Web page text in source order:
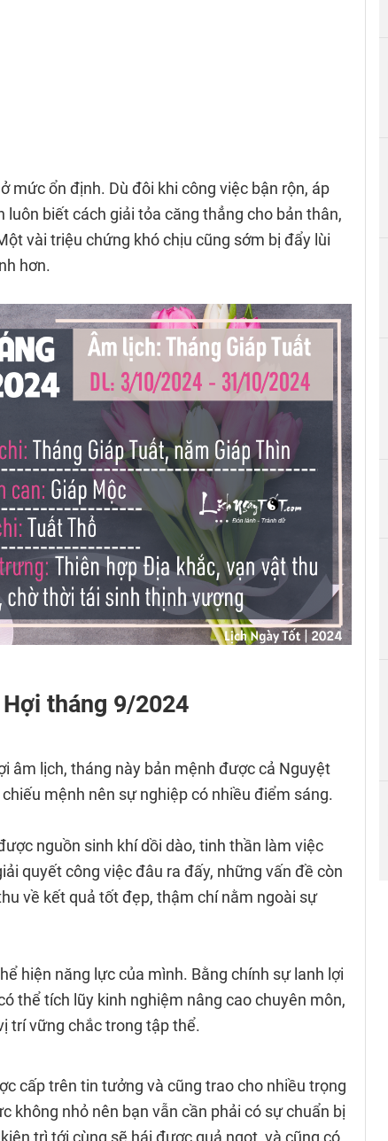
mức ổn định. Dù đôi khi công việc bận rộn, áp
luôn biết cách giải tỏa căng thẳng cho bản thân,
vài triệu chứng khó chịu cũng sớm bị đẩy lùi
hơn.
tháng 9/2024
âm lịch, tháng này bản mệnh được cả Nguyệt
mệnh nên sự nghiệp có nhiều điểm sáng.
nguồn sinh khí dồi dào, tinh thần làm việc
quyết công việc đâu ra đấy, những vấn đề còn
về kết quả tốt đẹp, thậm chí nằm ngoài sự
hiện năng lực của mình. Bằng chính sự lanh lợi
thể tích lũy kinh nghiệm nâng cao chuyên môn,
trí vững chắc trong tập thể.
cấp trên tin tưởng và cũng trao cho nhiều trọng
không nhỏ nên bạn vẫn cần phải có sự chuẩn bị
trì tới cùng sẽ hái được quả ngọt, và cũng có